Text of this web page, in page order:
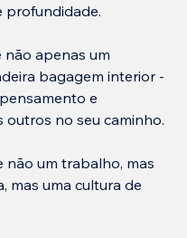
profundidade.
apenas um
bagagem interior -
e
no seu caminho.
não um trabalho, mas
mas uma cultura de